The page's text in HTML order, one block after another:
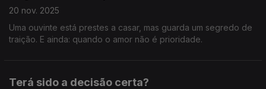
20 nov. 2025
Uma ouvinte está prestes a casar, mas guarda um segredo de
traição. E ainda: quando o amor não é prioridade.
Terá sido a decisão certa?